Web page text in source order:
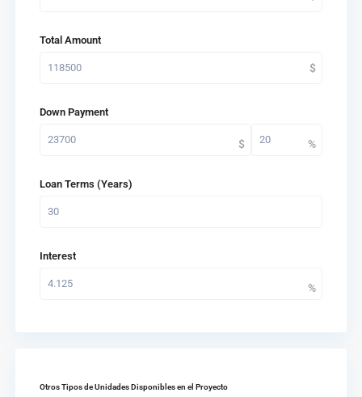
Total Amount
Down Payment
Loan Terms (Years)
Interest
Otros Tipos de Unidades Disponibles en el Proyecto